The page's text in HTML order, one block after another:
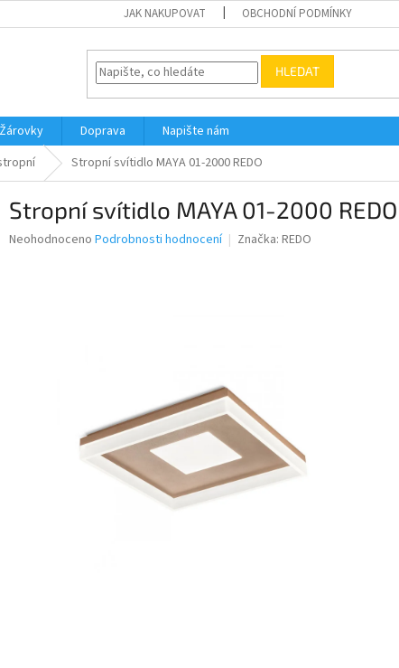
JAK NAKUPOVAT OBCHODNÍ PODMÍNKY
HLEDAT
Žárovky Doprava
Napište nám
Stropní svítidlo MAYA 01-2000 REDO
Stropní svítidlo MAYA 01-2000 REDO
Průměrné
Neohodnoceno Podrobnosti hodnocení Značka: REDO